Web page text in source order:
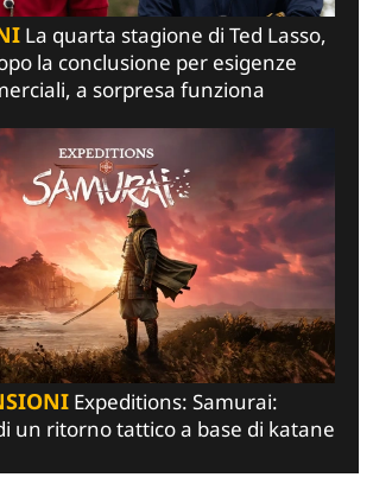
La quarta stagione di Ted Lasso,
la conclusione per esigenze
a sorpresa funziona
Expeditions: Samurai:
un ritorno tattico a base di katane